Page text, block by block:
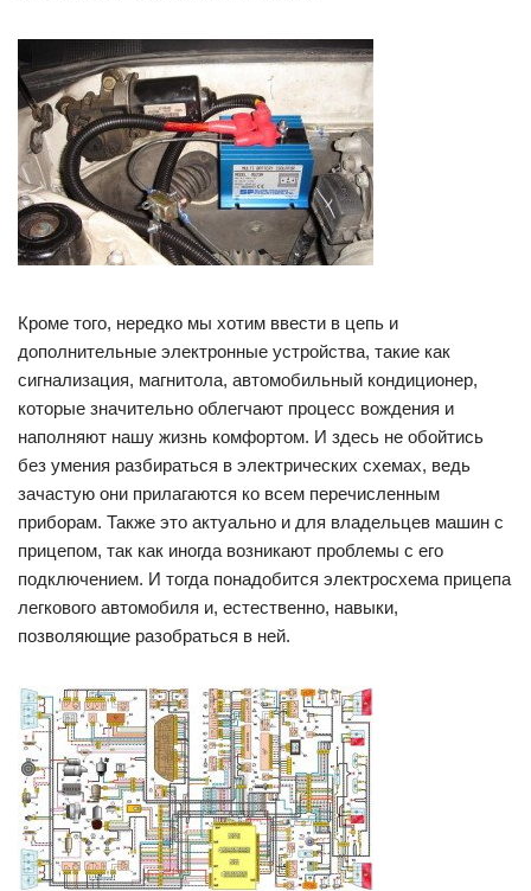
Кроме того, нередко мы хотим ввести в цепь и
дополнительные электронные устройства, такие как
сигнализация, магнитола, автомобильный кондиционер,
которые значительно облегчают процесс вождения и
наполняют нашу жизнь комфортом. И здесь не обойтись
без умения разбираться в электрических схемах, ведь
зачастую они прилагаются ко всем перечисленным
приборам. Также это актуально и для владельцев машин с
прицепом, так как иногда возникают проблемы с его
подключением. И тогда понадобится электросхема прицепа
легкового автомобиля и, естественно, навыки,
позволяющие разобраться в ней.